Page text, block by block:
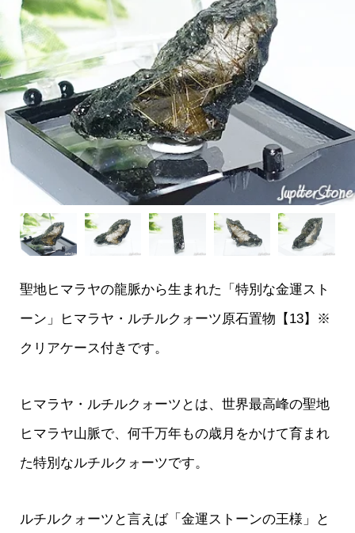
聖地ヒマラヤの龍脈から生まれた「特別な金運スト
ーン」ヒマラヤ・ルチルクォーツ原石置物【13】※
クリアケース付きです。
ヒマラヤ・ルチルクォーツとは、世界最高峰の聖地
ヒマラヤ山脈で、何千万年もの歳月をかけて育まれ
た特別なルチルクォーツです。
ルチルクォーツと言えば「金運ストーンの王様」と